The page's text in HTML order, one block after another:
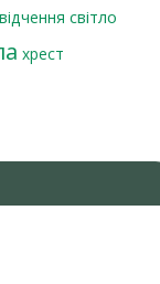
світло
хрест